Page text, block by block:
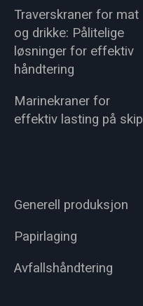
Traverskraner for mat
og drikke: Pålitelige
løsninger for effektiv
håndtering
Marinekraner for
effektiv lasting på skip
Generell produksjon
Papirlaging
Avfallshåndtering